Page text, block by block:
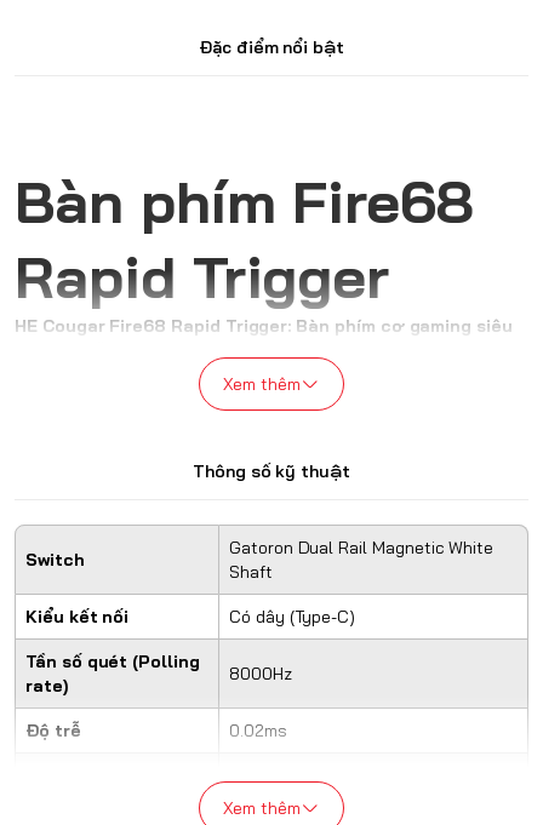
Đặc điểm nổi bật
Bàn phím Fire68
Rapid Trigger
HE Cougar Fire68 Rapid Trigger: Bàn phím cơ gaming siêu
Xem thêm
Thông số kỹ thuật
Switch
Gatoron Dual Rail Magnetic White
Shaft
Kiểu kết nối Có dây (Type-C)
Tần số quét (Polling
rate)
8000Hz
Độ trễ 0.02ms
0.04-3.4mm / 0.04-4.0mm
Xem thêm